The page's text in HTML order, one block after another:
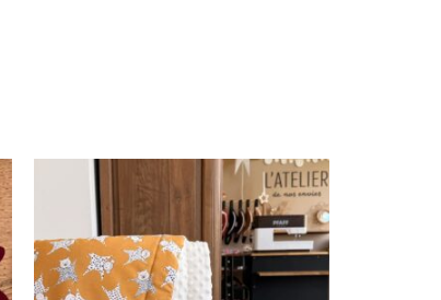
produit
a
plusieurs
variations.